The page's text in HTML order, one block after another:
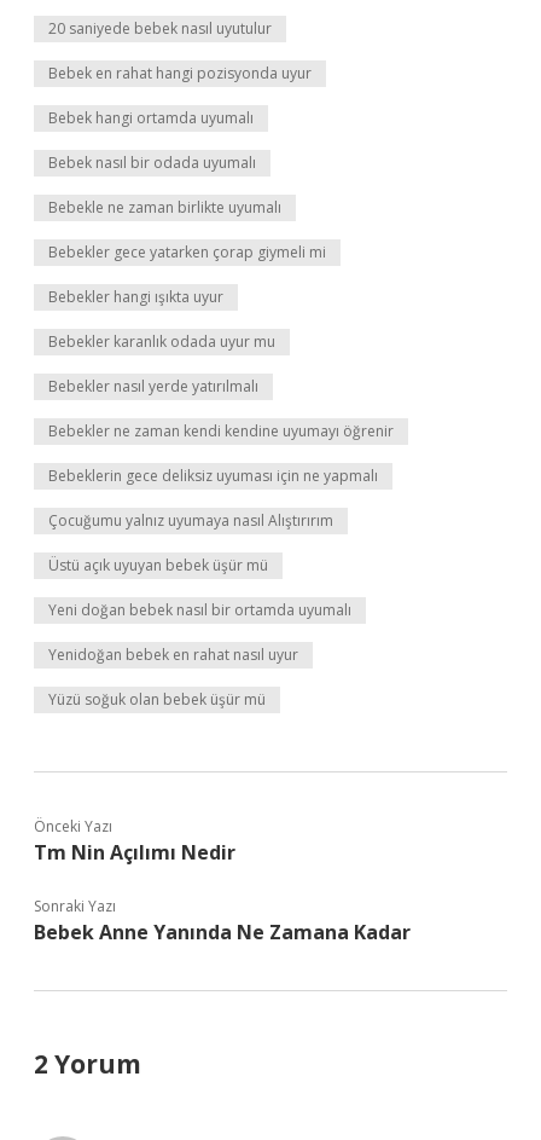
20 saniyede bebek nasıl uyutulur
Bebek en rahat hangi pozisyonda uyur
Bebek hangi ortamda uyumalı
Bebek nasıl bir odada uyumalı
Bebekle ne zaman birlikte uyumalı
Bebekler gece yatarken çorap giymeli mi
Bebekler hangi ışıkta uyur
Bebekler karanlık odada uyur mu
Bebekler nasıl yerde yatırılmalı
Bebekler ne zaman kendi kendine uyumayı öğrenir
Bebeklerin gece deliksiz uyuması için ne yapmalı
Çocuğumu yalnız uyumaya nasıl Alıştırırım
Üstü açık uyuyan bebek üşür mü
Yeni doğan bebek nasıl bir ortamda uyumalı
Yenidoğan bebek en rahat nasıl uyur
Yüzü soğuk olan bebek üşür mü
Önceki Yazı
Tm Nin Açılımı Nedir
Sonraki Yazı
Bebek Anne Yanında Ne Zamana Kadar
2 Yorum